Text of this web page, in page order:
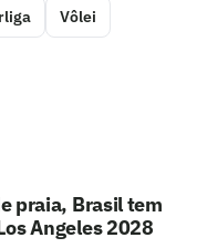
Vôlei
praia, Brasil tem
Angeles 2028